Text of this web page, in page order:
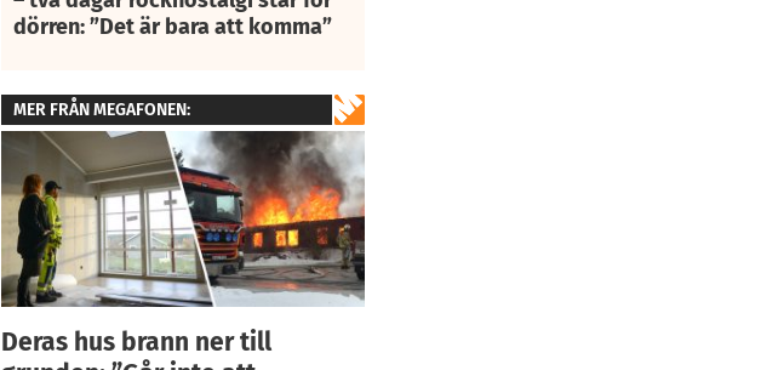
dörren: ”Det är bara att komma”
MER FRÅN MEGAFONEN:
Deras hus brann ner till